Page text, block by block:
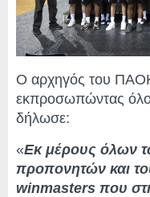
Ο αρχηγός του
εκπροσωπώντας όλο
δήλωσε:
«Εκ μέρους όλων
προπονητών και
winmasters που